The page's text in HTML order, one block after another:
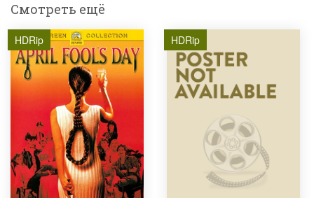
Смотреть ещё
HDRip HDRip